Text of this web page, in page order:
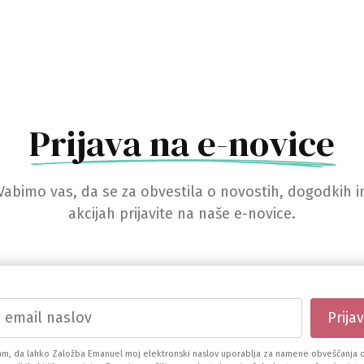
Prijava na e-novice
vas, da se za obvestila o novostih, dogodkih
akcijah prijavite na naše e-novice.
da lahko Založba Emanuel moj elektronski naslov uporablja za namene obveščanja